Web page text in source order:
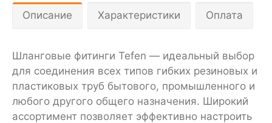
Описание Характеристики Оплата
Шланговые фитинги Tefen — идеальный выбор
для соединения всех типов гибких резиновых и
пластиковых труб бытового, промышленного и
любого другого общего назначения. Широкий
ассортимент позволяет эффективно настроить